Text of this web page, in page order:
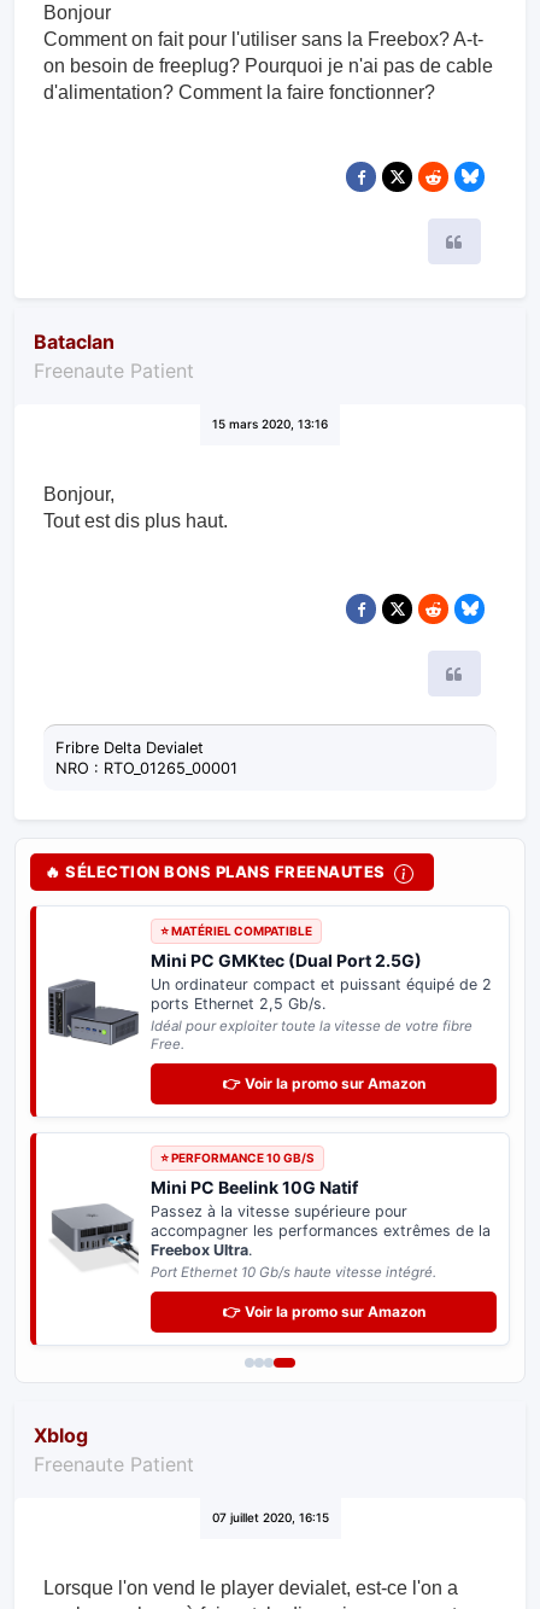
Bonjour
Comment on fait pour l'utiliser sans la Freebox? A-t-
on besoin de freeplug? Pourquoi je n'ai pas de cable
d'alimentation? Comment la faire fonctionner?
Bataclan
Freenaute Patient
15 mars 2020, 13:16
Bonjour,
Tout est dis plus haut.
Fribre Delta Devialet
NRO : RTO_01265_00001
🔥 SÉLECTION BONS PLANS FREENAUTES
⭐ MATÉRIEL COMPATIBLE
Mini PC GMKtec (Dual Port 2.5G)
Un ordinateur compact et puissant équipé de 2
ports Ethernet 2,5 Gb/s.
Idéal pour exploiter toute la vitesse de votre fibre
Free.
👉 Voir la promo sur Amazon
⭐ PERFORMANCE 10 GB/S
Mini PC Beelink 10G Natif
Passez à la vitesse supérieure pour
accompagner les performances extrêmes de la
Freebox Ultra.
Port Ethernet 10 Gb/s haute vitesse intégré.
👉 Voir la promo sur Amazon
Xblog
Freenaute Patient
07 juillet 2020, 16:15
Lorsque l'on vend le player devialet, est-ce l'on a